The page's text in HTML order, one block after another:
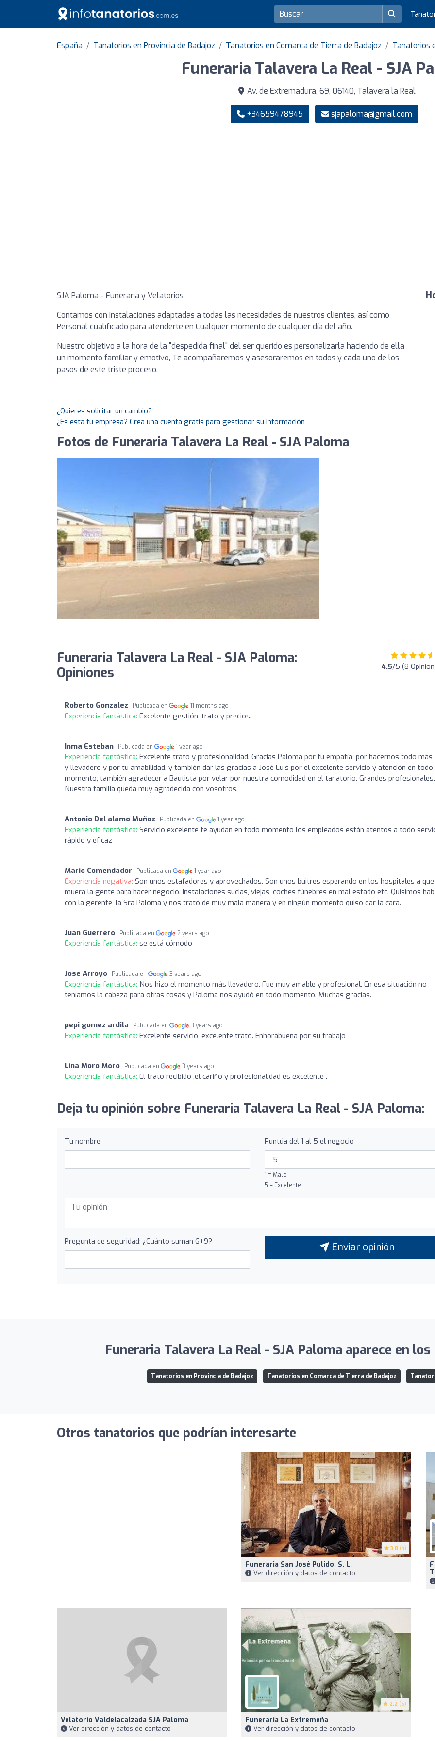
España Tanatorios en Provincia de Badajoz Tanatorios en Comarca de Tierra de Badajoz Tanatorios
Funeraria Talavera La Real - SJA
Av. de Extremadura, 69, 06140, Talavera la Real
+34659478945 sjapaloma@gmail.com
SJA Paloma - Funeraria y Velatorios
Contamos con Instalaciones adaptadas a todas las necesidades de nuestros clientes, así como
Personal cualificado para atenderte en Cualquier momento de cualquier día del año.
Nuestro objetivo a la hora de la "despedida final" del ser querido es personalizarla haciendo de ella
un momento familiar y emotivo, Te acompañaremos y asesoraremos en todos y cada uno de los
pasos de este triste proceso.
¿Quieres solicitar un cambio?
¿Es esta tu empresa? Crea una cuenta gratis para gestionar su información
Fotos de Funeraria Talavera La Real - SJA Paloma
Funeraria Talavera La Real - SJA Paloma:
Opiniones
4.5/5 (8
Roberto Gonzalez Publicada en 11 months ago
Experiencia fantástica: Excelente gestión, trato y precios.
Inma Esteban Publicada en 1 year ago
Experiencia fantástica: Excelente trato y profesionalidad. Gracias Paloma por tu empatía, por hacernos todo más
y llevadero y por tu amabilidad, y también dar las gracias a José Luis por el excelente servicio y atención en todo
momento, también agradecer a Bautista por velar por nuestra comodidad en el tanatorio. Grandes profesionales.
Nuestra familia queda muy agradecida con vosotros.
Antonio Del alamo Muñoz Publicada en 1 year ago
Experiencia fantástica: Servicio excelente te ayudan en todo momento los empleados están atentos a todo
rápido y eficaz
Mario Comendador Publicada en 1 year ago
Experiencia negativa: Son unos estafadores y aprovechados. Son unos buitres esperando en los hospitales a
muera la gente para hacer negocio. Instalaciones sucias, viejas, coches fúnebres en mal estado etc. Quisimos
con la gerente, la Sra Paloma y nos trató de muy mala manera y en ningún momento quiso dar la cara.
Juan Guerrero Publicada en 2 years ago
Experiencia fantástica: se está cómodo
Jose Arroyo Publicada en 3 years ago
Experiencia fantástica: Nos hizo el momento más llevadero. Fue muy amable y profesional. En esa situación no
teníamos la cabeza para otras cosas y Paloma nos ayudó en todo momento. Muchas gracias.
pepi gomez ardila Publicada en 3 years ago
Experiencia fantástica: Excelente servicio, excelente trato. Enhorabuena por su trabajo
Lina Moro Moro Publicada en 3 years ago
Experiencia fantástica: El trato recibido ,el cariño y profesionalidad es excelente .
Deja tu opinión sobre Funeraria Talavera La Real - SJA Paloma:
Tu nombre Puntúa del 1 al 5 el negocio
1 = Malo
5 = Excelente
Pregunta de seguridad: ¿Cuánto suman 6+9? Enviar opinión
Funeraria Talavera La Real - SJA Paloma aparece en
Tanatorios en Provincia de Badajoz Tanatorios en Comarca de Tierra de Badajoz
Otros tanatorios que podrían interesarte
3.8 (4)
Funeraria San José Pulido, S. L.
Ver dirección y datos de contacto
Velatorio Valdelacalzada SJA Paloma
Ver dirección y datos de contacto
2.2 (6)
Funeraria La Extremeña
Ver dirección y datos de contacto